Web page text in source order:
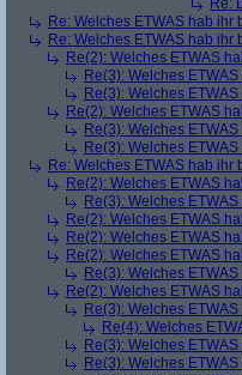
Re:
Re: Welches ETWAS hab ihr
Re: Welches ETWAS hab ihr
Re(2): Welches ETWAS
Re(3): Welches
Re(3): Welches
Re(2): Welches ETWAS
Re(3): Welches
Re(3): Welches
Re: Welches ETWAS hab ihr
Re(2): Welches ETWAS
Re(3): Welches
Re(2): Welches ETWAS
Re(2): Welches ETWAS
Re(2): Welches ETWAS
Re(3): Welches
Re(2): Welches ETWAS
Re(3): Welches
Re(4): Welches
Re(3): Welches
Re(3): Welches